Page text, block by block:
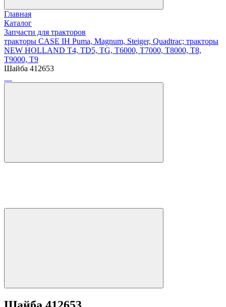
Главная
Каталог
Запчасти для тракторов
тракторы CASE IH Puma, Magnum, Steiger, Quadtrac; тракторы
NEW HOLLAND T4, TD5, TG, T6000, T7000, T8000, T8,
T9000, T9
Шайба 412653